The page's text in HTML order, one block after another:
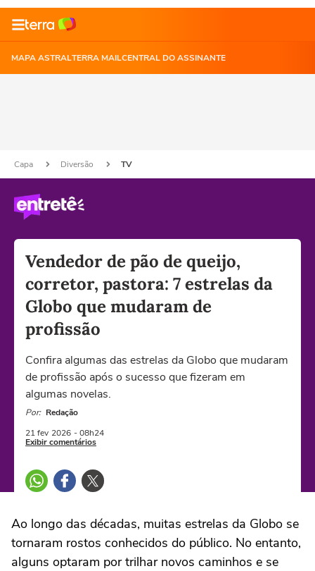
MAPA ASTRALTERRA MAILCENTRAL DO ASSINANTE
Capa Diversão TV
Vendedor de pão de queijo,
corretor, pastora: 7 estrelas da
Globo que mudaram de
profissão
Confira algumas das estrelas da Globo que mudaram
de profissão após o sucesso que fizeram em
algumas novelas.
Por: Redação
21 fev 2026 - 08h24
Exibir comentários
Ao longo das décadas, muitas estrelas da Globo se
tornaram rostos conhecidos do público. No entanto,
alguns optaram por trilhar novos caminhos e se